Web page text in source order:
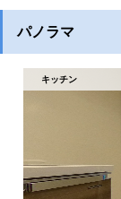
パノラマ
キッチン